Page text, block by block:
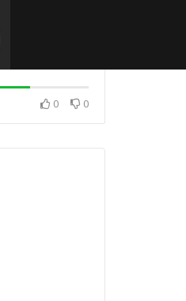
Altyazılı
0 0